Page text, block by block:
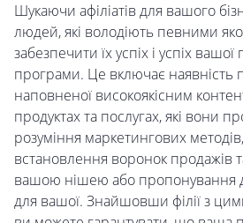
Шукаючи афіліатів для вашого
людей, які володіють певними
забезпечити їх успіх і успіх
програми. Це включає наявність
наповненої високоякісним
продуктах та послугах, які вони
розуміння маркетингових
встановлення воронок продажів
вашою нішею або пропонування
для вашої. Знайшовши філії з